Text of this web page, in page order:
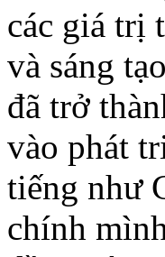
các giá trị
và sáng
đã trở
vào phát
tiếng như
chính